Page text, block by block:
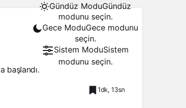
Gündüz ModuGündüz
modunu seçin.
Gece ModuGece modunu
seçin.
Sistem ModuSistem
modunu seçin.
başlandı.
1dk, 13sn